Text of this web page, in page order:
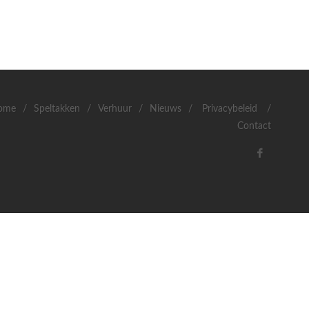
/ Speltakken / Verhuur / Nieuws / Privacybeleid
/
Contact